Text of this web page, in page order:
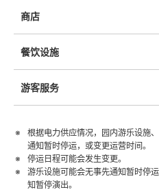
商店
餐饮设施
游客服务
根据电力供应情况，园内游乐设施
通知暂时停运，或变更运营时间。
停运日程可能会发生变更。
游乐设施可能会无事先通知暂时停
知暂停演出。